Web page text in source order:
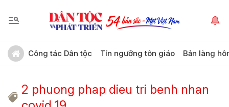
Công tác Dân tộc Tín ngưỡng tôn giáo Bản làng
2 phuong phap dieu tri benh nhan